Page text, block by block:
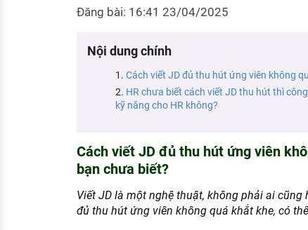
Chính sách lao động
Kỹ năng nghề nghiệp
Xu hướng việc làm
XÂY DỰNG VÀ PHÁT TRIỂN ĐỘI NGŨ
Đăng bài: 16:41 23/04/2025
Nội dung chính
Cách viết JD đủ thu hút ứng viên không
HR chưa biết cách viết JD thu hút thì
kỹ năng cho HR không?
Cách viết JD đủ thu hút ứng viên
bạn chưa biết?
Viết JD là một nghệ thuật, không phải ai cũng
đủ thu hút ứng viên không quá khắt khe, có